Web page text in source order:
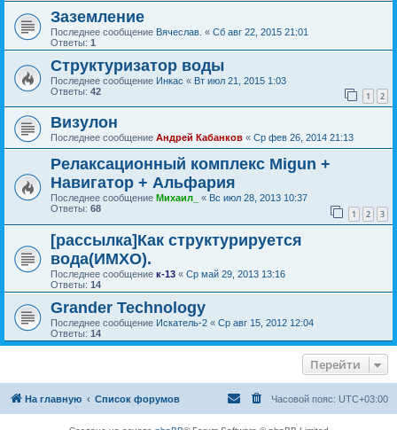
Заземление
Последнее сообщение Вячеслав. « Сб авг 22, 2015 21:01
Ответы: 1
Структуризатор воды
Последнее сообщение Инкас « Вт июл 21, 2015 1:03
Ответы: 42 1 2
Визулон
Последнее сообщение Андрей Кабанков « Ср фев 26, 2014 21:13
Релаксационный комплекс Migun +
Навигатор + Альфария
Последнее сообщение Михаил_ « Вс июл 28, 2013 10:37
Ответы: 68 1 2 3
[рассылка]Как структурируется
вода(ИМХО).
Последнее сообщение к-13 « Ср май 29, 2013 13:16
Ответы: 14
Grander Technology
Последнее сообщение Искатель-2 « Ср авг 15, 2012 12:04
Ответы: 14
Перейти
На главную Список форумов Часовой пояс: UTC+03:00